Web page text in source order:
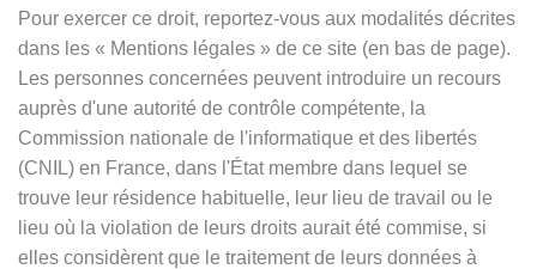
Pour exercer ce droit, reportez-vous aux modalités décrites
dans les « Mentions légales » de ce site (en bas de page).
Les personnes concernées peuvent introduire un recours
auprès d'une autorité de contrôle compétente, la
Commission nationale de l'informatique et des libertés
(CNIL) en France, dans l'État membre dans lequel se
trouve leur résidence habituelle, leur lieu de travail ou le
lieu où la violation de leurs droits aurait été commise, si
elles considèrent que le traitement de leurs données à